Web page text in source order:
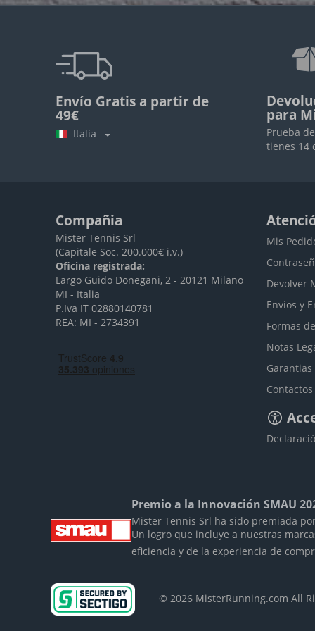
Envío Gratis a partir de
49€
Italia
para
Prueba
tienes 14
Compañia
Mister Tennis Srl
(Capitale Soc. 200.000€ i.v.)
Oficina registrada:
Largo Guido Donegani, 2 - 20121 Milano
MI - Italia
P.Iva IT 02880140781
REA: MI - 2734391
Mis
Devolver
Envíos y
Formas
Notas
Garantias
Contactos
Premio a la Innovación SMAU
Mister Tennis Srl ha sido premiada
Un logro que incluye a nuestras
eficiencia y de la experiencia de
© 2026 MisterRunning.com All